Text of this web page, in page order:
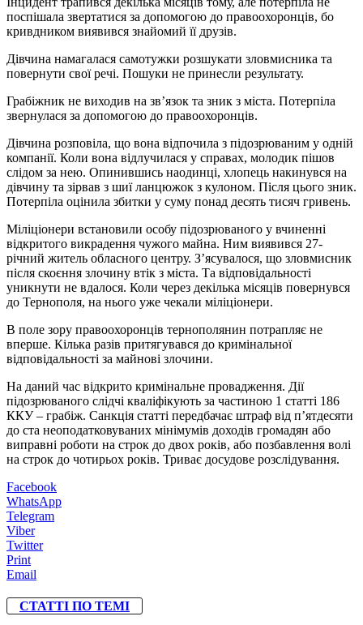
поспішала звертатися за допомогою до правоохоронців, бо
кривдником виявився знайомий її друзів.
Дівчина намагалася самотужки розшукати зловмисника та
повернути свої речі. Пошуки не принесли результату.
Грабіжник не виходив на зв’язок та зник з міста. Потерпіла
звернулася за допомогою до правоохоронців.
Дівчина розповіла, що вона відпочила з підозрюваним у одній
компанії. Коли вона відлучилася у справах, молодик пішов
слідом за нею. Опинившись наодинці, хлопець накинувся на
дівчину та зірвав з шиї ланцюжок з кулоном. Після цього зник.
Потерпіла оцінила збитки у суму понад десять тисяч гривень.
Міліціонери встановили особу підозрюваного у вчиненні
відкритого викрадення чужого майна. Ним виявився 27-
річний житель обласного центру. З’ясувалося, що зловмисник
після скоєння злочину втік з міста. Та відповідальності
уникнути не вдалося. Коли через декілька місяців повернувся
до Тернополя, на нього уже чекали міліціонери.
В поле зору правоохоронців тернополянин потрапляє не
вперше. Кілька разів притягувався до кримінальної
відповідальності за майнові злочини.
На даний час відкрито кримінальне провадження. Дії
підозрюваного слідчі кваліфікують за частиною 1 статті 186
ККУ – грабіж. Санкція статті передбачає штраф від п’ятдесяти
до ста неоподатковуваних мінімумів доходів громадян або
виправні роботи на строк до двох років, або позбавлення волі
на строк до чотирьох років. Триває досудове розслідування.
Facebook
WhatsApp
Telegram
Viber
Twitter
Print
Email
СТАТТІ ПО ТЕМІ